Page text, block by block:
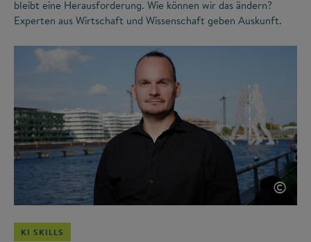
bleibt eine Herausforderung. Wie können wir das ändern?
Experten aus Wirtschaft und Wissenschaft geben Auskunft.
©
KI SKILLS